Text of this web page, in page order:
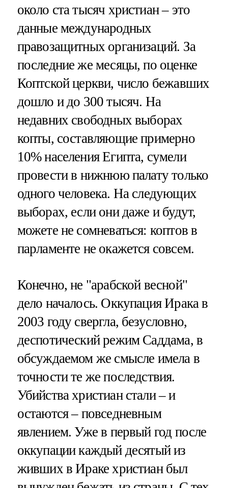
около ста тысяч христиан – это
данные международных
правозащитных организаций. За
последние же месяцы, по оценке
Коптской церкви, число бежавших
дошло и до 300 тысяч. На
недавних свободных выборах
копты, составляющие примерно
10% населения Египта, сумели
провести в нижнюю палату только
одного человека. На следующих
выборах, если они даже и будут,
можете не сомневаться: коптов в
парламенте не окажется совсем.
Конечно, не "арабской весной"
дело началось. Оккупация Ирака в
2003 году свергла, безусловно,
деспотический режим Саддама, в
обсуждаемом же смысле имела в
точности те же последствия.
Убийства христиан стали – и
остаются – повседневным
явлением. Уже в первый год после
оккупации каждый десятый из
живших в Ираке христиан был